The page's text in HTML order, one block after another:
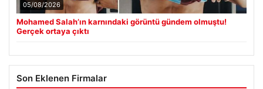
05/08/2026
Mohamed Salah’ın karnındaki görüntü gündem olmuştu!
Gerçek ortaya çıktı
Son Eklenen Firmalar